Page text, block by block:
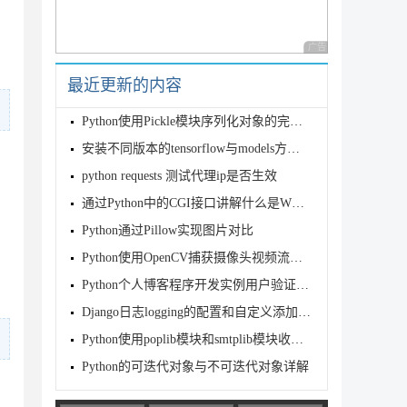
广告 商业广告，理性
最近更新的内容
Python使用Pickle模块序列化对象的完整指南
安装不同版本的tensorflow与models方法实现
python requests 测试代理ip是否生效
通过Python中的CGI接口讲解什么是WSGI
Python通过Pillow实现图片对比
Python使用OpenCV捕获摄像头视频流的完整教程
Python个人博客程序开发实例用户验证功能
Django日志logging的配置和自定义添加方式
Python使用poplib模块和smtplib模块收发电子邮件的教程
Python的可迭代对象与不可迭代对象详解